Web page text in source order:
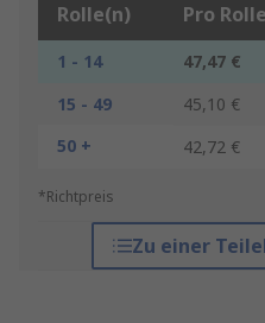
Rolle(n) Pro Rolle
1 - 14 47,47 €
15 - 49
45,10 €
50 +
42,72 €
*Richtpreis
Zu einer